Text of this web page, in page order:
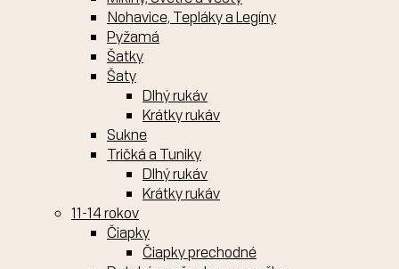
Nohavice, Tepláky a Legíny
Pyžamá
Šatky
Šaty
Dlhý rukáv
Krátky rukáv
Sukne
Tričká a Tuniky
Dlhý rukáv
Krátky rukáv
11-14 rokov
Čiapky
Čiapky prechodné